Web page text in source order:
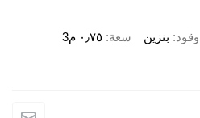
وقود بنزين سعة ٠٫٧٥ م3